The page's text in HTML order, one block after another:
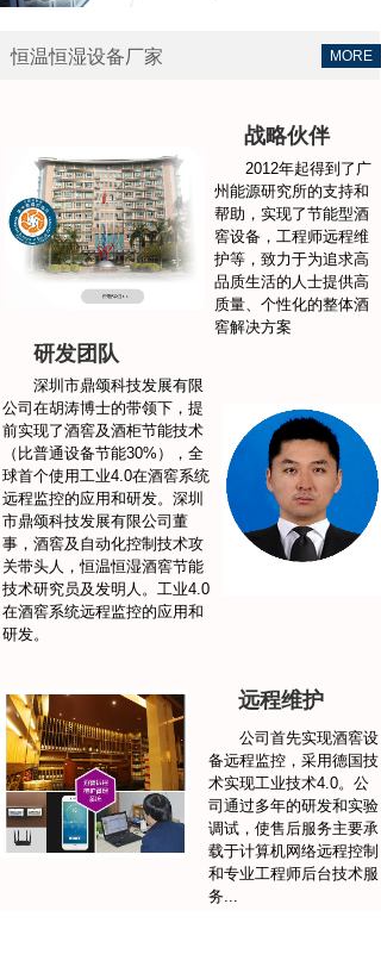
恒温恒湿设备厂家 MORE
战略伙伴
2012年起得到了广
州能源研究所的支持和
帮助，实现了节能型酒
窖设备，工程师远程维
护等，致力于为追求高
品质生活的人士提供高
质量、个性化的整体酒
窖解决方案
研发团队
深圳市鼎颂科技发展有限
公司在胡涛博士的带领下，提
前实现了酒窖及酒柜节能技术
（比普通设备节能30%），全
球首个使用工业4.0在酒窖系统
远程监控的应用和研发。深圳
市鼎颂科技发展有限公司董
事，酒窖及自动化控制技术攻
关带头人，恒温恒湿酒窖节能
技术研究员及发明人。工业4.0
在酒窖系统远程监控的应用和
研发。
远程维护
公司首先实现酒窖设
备远程监控，采用德国技
术实现工业技术4.0。公
司通过多年的研发和实验
调试，使售后服务主要承
载于计算机网络远程控制
和专业工程师后台技术服
务...